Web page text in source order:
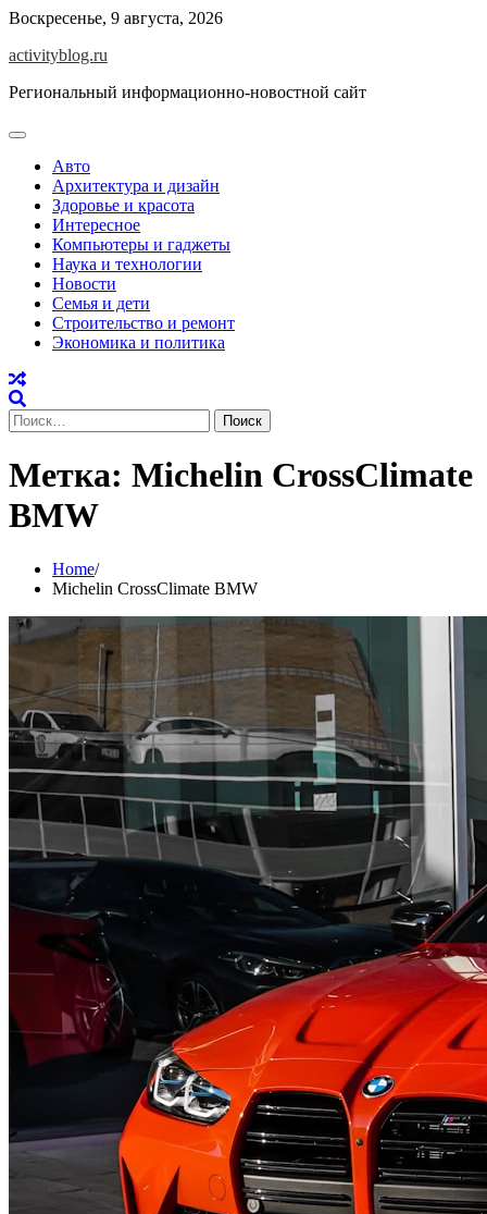
Skip
content
Воскресенье, 9 августа, 2026
activityblog.ru
Региональный информационно-новостной сайт
Авто
Архитектура и дизайн
Здоровье и красота
Интересное
Компьютеры и гаджеты
Наука и технологии
Новости
Семья и дети
Строительство и ремонт
Экономика и политика
Найти:
Метка: Michelin CrossClimate
BMW
Home
Michelin CrossClimate BMW